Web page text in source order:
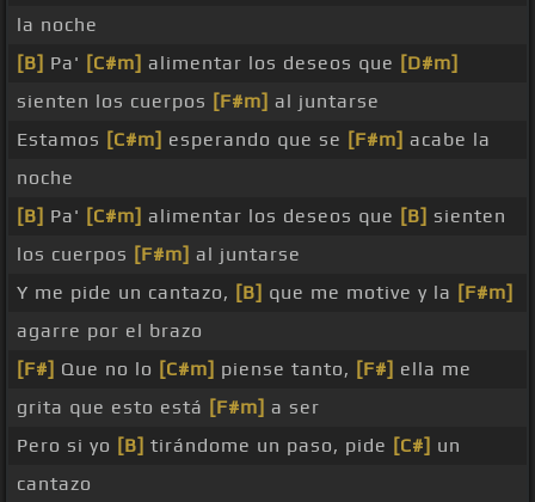
la noche
[B] Pa' [C#m] alimentar los deseos que [D#m]
sienten los cuerpos [F#m] al juntarse
Estamos [C#m] esperando que se [F#m] acabe la
noche
[B] Pa' [C#m] alimentar los deseos que [B] sienten
los cuerpos [F#m] al juntarse
Y me pide un cantazo, [B] que me motive y la [F#m]
agarre por el brazo
[F#] Que no lo [C#m] piense tanto, [F#] ella me
grita que esto está [F#m] a ser
Pero si yo [B] tirándome un paso, pide [C#] un
cantazo